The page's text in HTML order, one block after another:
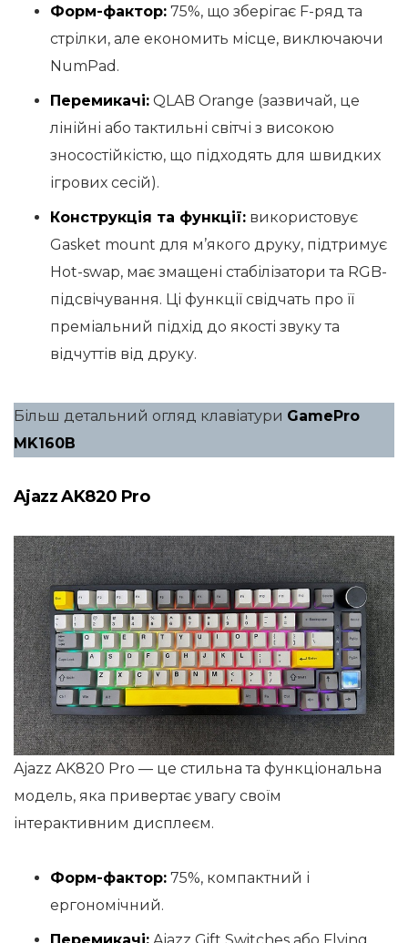
Форм-фактор: 75%, що зберігає F-ряд та
стрілки, але економить місце, виключаючи
NumPad.
Перемикачі: QLAB Orange (зазвичай, це
лінійні або тактильні світчі з високою
зносостійкістю, що підходять для швидких
ігрових сесій).
Конструкція та функції: використовує
Gasket mount для м’якого друку, підтримує
Hot-swap, має змащені стабілізатори та RGB-
підсвічування. Ці функції свідчать про її
преміальний підхід до якості звуку та
відчуттів від друку.
Більш детальний огляд клавіатури GamePro
MK160B
Ajazz AK820 Pro
Ajazz AK820 Pro — це стильна та функціональна
модель, яка привертає увагу своїм
інтерактивним дисплеєм.
Форм-фактор: 75%, компактний і
ергономічний.
Перемикачі: Ajazz Gift Switches або Flying